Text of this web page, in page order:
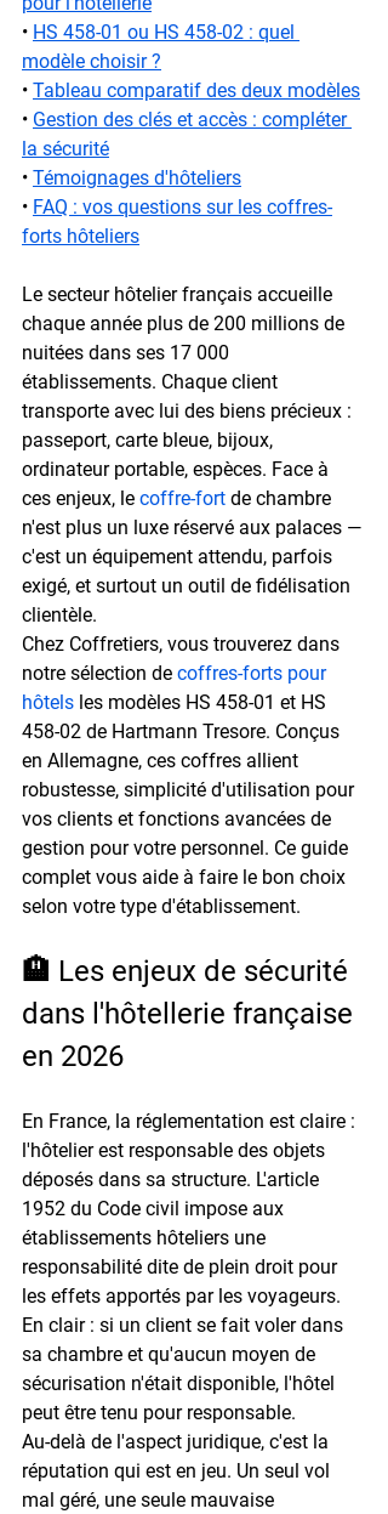
• HS 458-01 ou HS 458-02 : quel
modèle choisir ?
• Tableau comparatif des deux modèles
• Gestion des clés et accès : compléter
la sécurité
• Témoignages d'hôteliers
• FAQ : vos questions sur les coffres-
forts hôteliers
Le secteur hôtelier français accueille
chaque année plus de 200 millions de
nuitées dans ses 17 000
établissements. Chaque client
transporte avec lui des biens précieux :
passeport, carte bleue, bijoux,
ordinateur portable, espèces. Face à
ces enjeux, le coffre-fort de chambre
n'est plus un luxe réservé aux palaces —
c'est un équipement attendu, parfois
exigé, et surtout un outil de fidélisation
clientèle.
Chez Coffretiers, vous trouverez dans
notre sélection de coffres-forts pour
hôtels les modèles HS 458-01 et HS
458-02 de Hartmann Tresore. Conçus
en Allemagne, ces coffres allient
robustesse, simplicité d'utilisation pour
vos clients et fonctions avancées de
gestion pour votre personnel. Ce guide
complet vous aide à faire le bon choix
selon votre type d'établissement.
🏨 Les enjeux de sécurité
dans l'hôtellerie française
en 2026
En France, la réglementation est claire :
l'hôtelier est responsable des objets
déposés dans sa structure. L'article
1952 du Code civil impose aux
établissements hôteliers une
responsabilité dite de plein droit pour
les effets apportés par les voyageurs.
En clair : si un client se fait voler dans
sa chambre et qu'aucun moyen de
sécurisation n'était disponible, l'hôtel
peut être tenu pour responsable.
Au-delà de l'aspect juridique, c'est la
réputation qui est en jeu. Un seul vol
mal géré, une seule mauvaise